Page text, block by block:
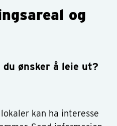
og
ønsker å leie ut?
kan ha interesse